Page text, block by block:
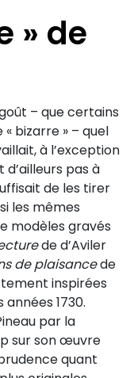
» de
– que certains
bizarre » – quel
à l’exception
d’ailleurs pas à
de les tirer
les mêmes
modèles gravés
de d’Aviler
de plaisancede
inspirées
1730.
par la
sur son œuvre
quant